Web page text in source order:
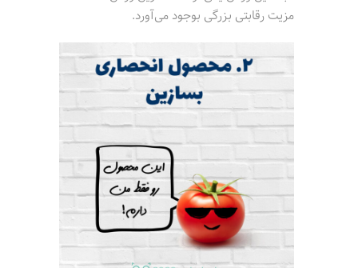
مزیت رقابتی بزرگی بوجود می‌آورد.